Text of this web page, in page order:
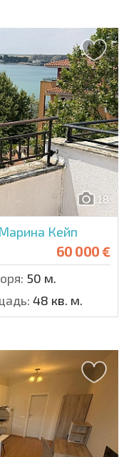
18
Кейп
60 000 €
50 м.
48 кв. м.